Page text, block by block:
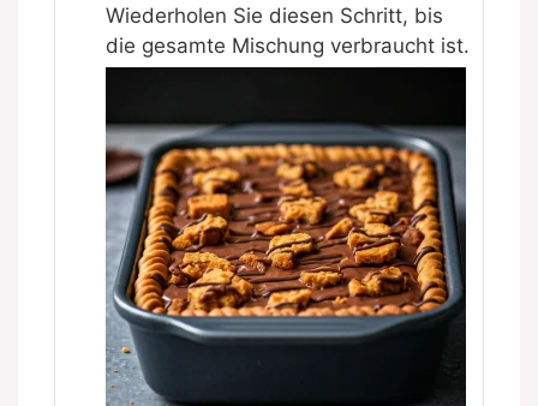
Wiederholen Sie diesen Schritt, bis
die gesamte Mischung verbraucht ist.